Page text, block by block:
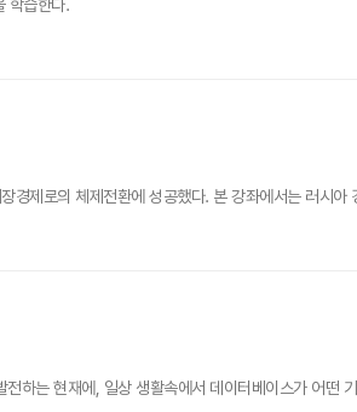
학습한다.
경제로의 체제전환에 성공했다. 본 강좌에서는 러시아
하는 현재에, 일상 생활속에서 데이터베이스가 어떤